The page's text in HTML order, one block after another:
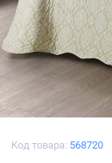
Код товара: 568720